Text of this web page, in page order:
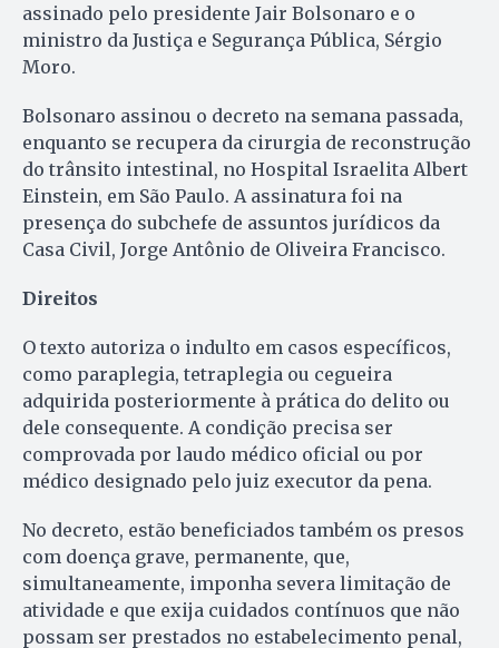
assinado pelo presidente Jair Bolsonaro e o
ministro da Justiça e Segurança Pública, Sérgio
Moro.
Bolsonaro assinou o decreto na semana passada,
enquanto se recupera da cirurgia de reconstrução
do trânsito intestinal, no Hospital Israelita Albert
Einstein, em São Paulo. A assinatura foi na
presença do subchefe de assuntos jurídicos da
Casa Civil, Jorge Antônio de Oliveira Francisco.
Direitos
O texto autoriza o indulto em casos específicos,
como paraplegia, tetraplegia ou cegueira
adquirida posteriormente à prática do delito ou
dele consequente. A condição precisa ser
comprovada por laudo médico oficial ou por
médico designado pelo juiz executor da pena.
No decreto, estão beneficiados também os presos
com doença grave, permanente, que,
simultaneamente, imponha severa limitação de
atividade e que exija cuidados contínuos que não
possam ser prestados no estabelecimento penal,